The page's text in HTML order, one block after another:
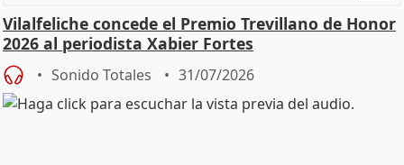
Vilalfeliche concede el Premio Trevillano de Honor
2026 al periodista Xabier Fortes
Sonido Totales 31/07/2026